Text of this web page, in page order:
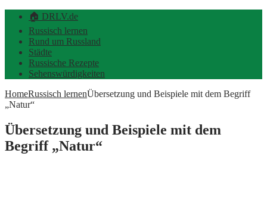
🏠 DRLV.de
Russisch lernen
Rund um Russland
Städte
Russische Rezepte
Sehenswürdigkeiten
HomeRussisch lernenÜbersetzung und Beispiele mit dem Begriff
„Natur“
Übersetzung und Beispiele mit dem
Begriff „Natur“